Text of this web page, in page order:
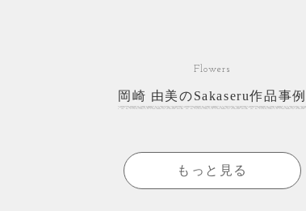
Flowers
岡崎 由美のSakaseru作品事例
もっと見る